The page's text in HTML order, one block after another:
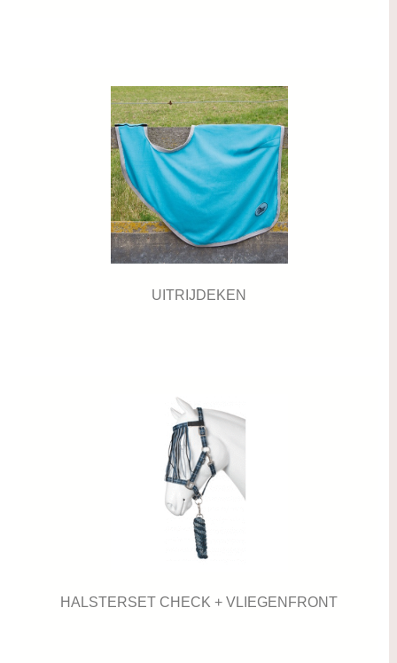
UITRIJDEKEN
HALSTERSET CHECK + VLIEGENFRONT